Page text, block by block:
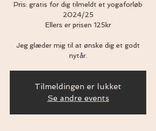
Pris: gratis for dig tilmeldt et yogaforløb
2024/25
Ellers er prisen 125kr
Jeg glæder mig til at ønske dig et godt
nytår.
Tilmeldingen er lukket
Se andre events